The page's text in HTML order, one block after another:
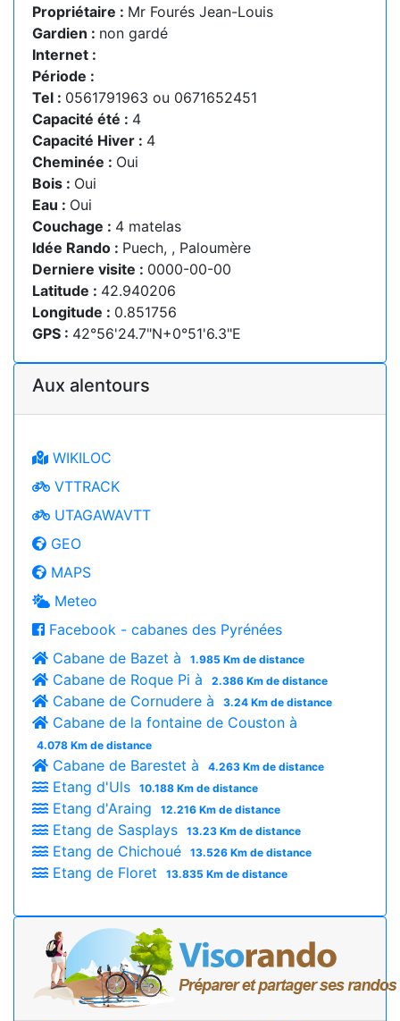
Propriétaire : Mr Fourés Jean-Louis
Gardien : non gardé
Internet :
Période :
Tel : 0561791963 ou 0671652451
Capacité été : 4
Capacité Hiver : 4
Cheminée : Oui
Bois : Oui
Eau : Oui
Couchage : 4 matelas
Idée Rando : Puech, , Paloumère
Derniere visite : 0000-00-00
Latitude : 42.940206
Longitude : 0.851756
GPS : 42°56'24.7"N+0°51'6.3"E
Aux alentours
WIKILOC
VTTRACK
UTAGAWAVTT
GEO
MAPS
Meteo
Facebook - cabanes des Pyrénées
Cabane de Bazet à
1.985 Km de distance
Cabane de Roque Pi à 2.386 Km de distance
Cabane de Cornudere à 3.24 Km de distance
Cabane de la fontaine de Couston à
4.078 Km de distance
Cabane de Barestet à 4.263 Km de distance
Etang d'Uls 10.188 Km de distance
Etang d'Araing 12.216 Km de distance
Etang de Sasplays 13.23 Km de distance
Etang de Chichoué 13.526 Km de distance
Etang de Floret 13.835 Km de distance